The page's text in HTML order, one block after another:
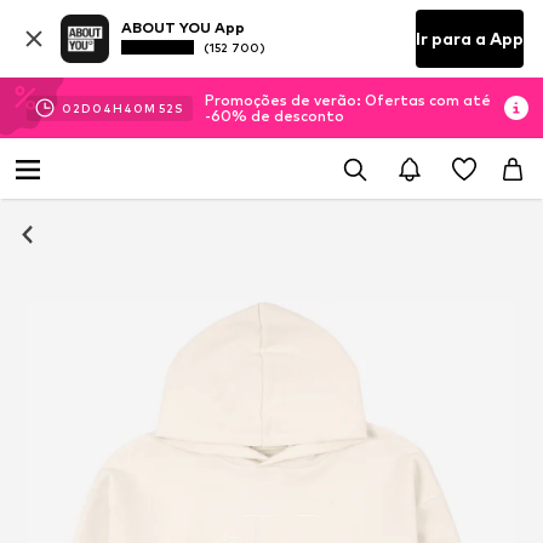
ABOUT YOU App
(152 700) Ir para a App
02D 04H 40M 50 S
Promoções de verão: Ofertas com até
-60% de desconto